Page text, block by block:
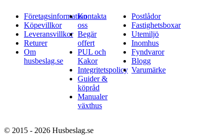
Företagsinformation
Köpevillkor
Leveransvillkor
Returer
Om
husbeslag.se
Kontakta
oss
Begär
offert
PUL och
Kakor
Integritetspolicy
Guider &
köpråd
Manualer
växthus
Postlådor
Fastighetsboxar
Utemiljö
Inomhus
Fyndvaror
Blogg
Varumärke
© 2015 - 2026 Husbeslag.se